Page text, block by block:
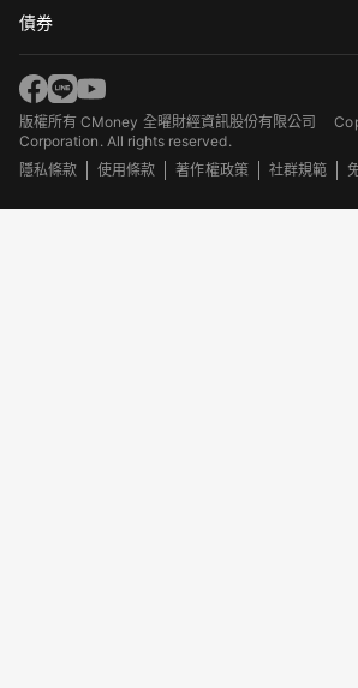
債券
版權所有 CMoney 全曜財經資訊股份有限公司
Corporation. All rights reserved.
隱私條款
使用條款 著作權政策 社群規範